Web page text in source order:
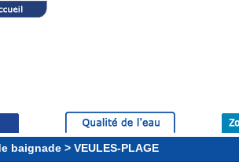
baignade > VEULES-PLAGE